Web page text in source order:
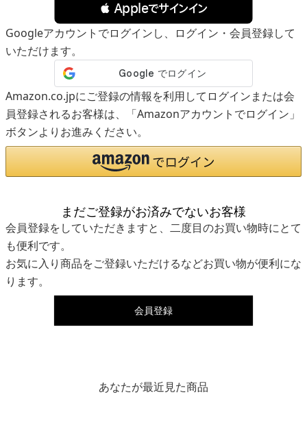
 Appleでサインイン
Googleアカウントでログインし、ログイン・会員登録して
いただけます。
Amazon.co.jpにご登録の情報を利用してログインまたは会
員登録されるお客様は、「Amazonアカウントでログイン」
ボタンよりお進みください。
まだご登録がお済みでないお客様
会員登録をしていただきますと、二度目のお買い物時にとて
も便利です。
お気に入り商品をご登録いただけるなどお買い物が便利にな
ります。
会員登録
あなたが最近見た商品